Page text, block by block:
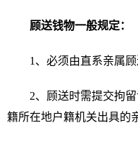
顾送钱物一般规定：
1、必须由直系亲属
2、顾送时需提交拘
籍所在地户籍机关出具的